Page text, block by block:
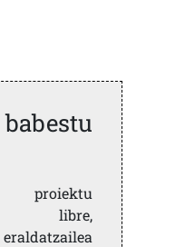
libre,